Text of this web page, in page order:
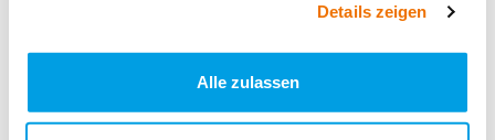
Details zeigen
Alle zulassen